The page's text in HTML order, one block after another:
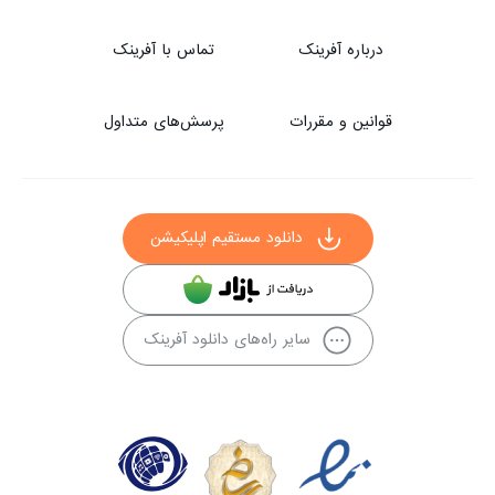
درباره آفرینک تماس با آفرینک
قوانین و مقررات پرسش‌های متداول
دانلود مستقیم اپلیکیشن
سایر راه‌های دانلود آفرینک